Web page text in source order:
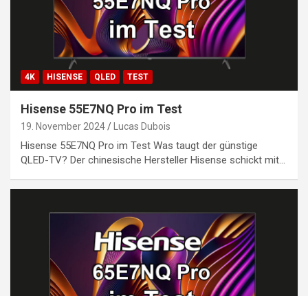
4K HISENSE QLED TEST
Hisense 55E7NQ Pro im Test
19. November 2024 Lucas Dubois
Hisense 55E7NQ Pro im Test Was taugt der günstige
QLED-TV? Der chinesische Hersteller Hisense schickt mit…